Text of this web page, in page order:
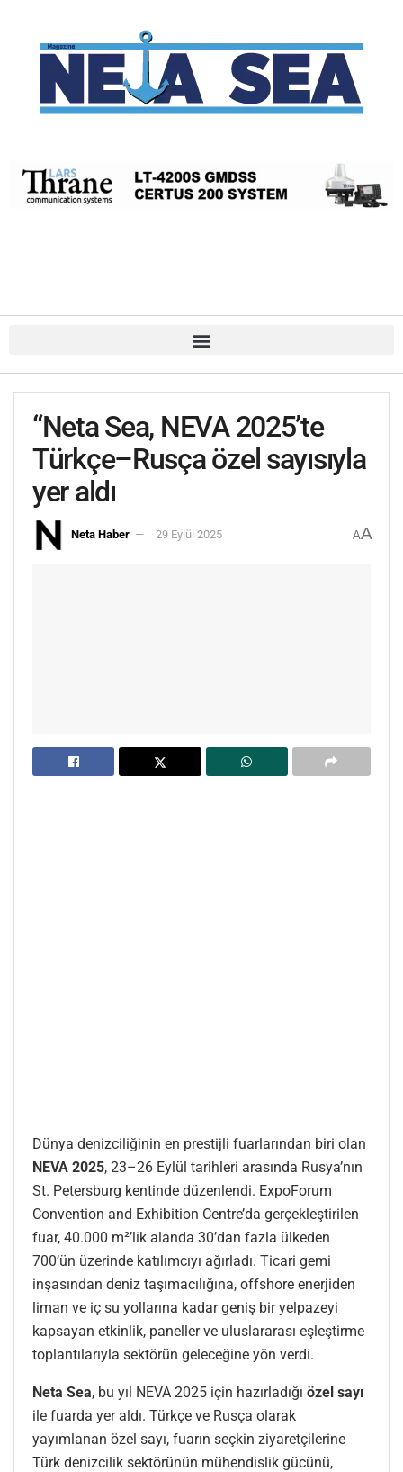
“Neta Sea, NEVA 2025’te
Türkçe–Rusça özel sayısıyla
yer aldı
Neta Haber 29 Eylül 2025 AA
Dünya denizciliğinin en prestijli fuarlarından biri olan
NEVA 2025, 23–26 Eylül tarihleri arasında Rusya’nın
St. Petersburg kentinde düzenlendi. ExpoForum
Convention and Exhibition Centre’da gerçekleştirilen
fuar, 40.000 m²’lik alanda 30’dan fazla ülkeden
700’ün üzerinde katılımcıyı ağırladı. Ticari gemi
inşasından deniz taşımacılığına, offshore enerjiden
liman ve iç su yollarına kadar geniş bir yelpazeyi
kapsayan etkinlik, paneller ve uluslararası eşleştirme
toplantılarıyla sektörün geleceğine yön verdi.
Neta Sea, bu yıl NEVA 2025 için hazırladığı özel sayı
ile fuarda yer aldı. Türkçe ve Rusça olarak
yayımlanan özel sayı, fuarın seçkin ziyaretçilerine
Türk denizcilik sektörünün mühendislik gücünü,